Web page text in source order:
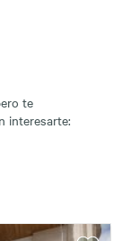
te
interesarte: